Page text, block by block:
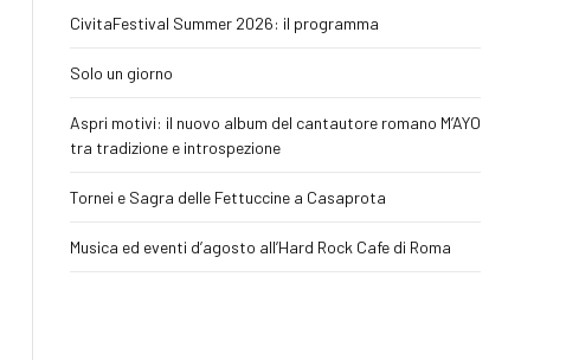
CivitaFestival Summer 2026: il programma
Solo un giorno
Aspri motivi: il nuovo album del cantautore romano M’AYO
tra tradizione e introspezione
Tornei e Sagra delle Fettuccine a Casaprota
Musica ed eventi d’agosto all’Hard Rock Cafe di Roma